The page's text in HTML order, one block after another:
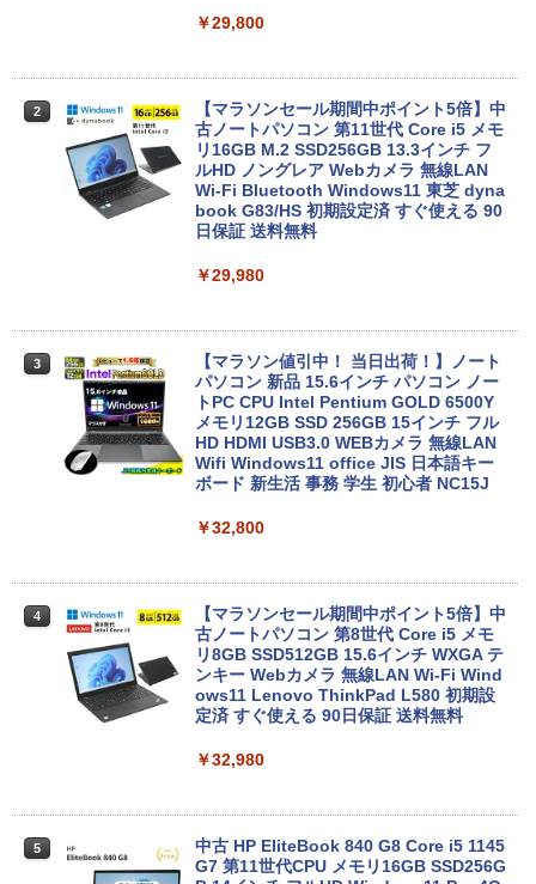
￥29,800
2
【マラソンセール期間中ポイント5倍】中
古ノートパソコン 第11世代 Core i5 メモ
リ16GB M.2 SSD256GB 13.3インチ フ
ルHD ノングレア Webカメラ 無線LAN
Wi-Fi Bluetooth Windows11 東芝 dyna
book G83/HS 初期設定済 すぐ使える 90
日保証 送料無料
￥29,980
3
【マラソン値引中！ 当日出荷！】ノート
パソコン 新品 15.6インチ パソコン ノー
トPC CPU Intel Pentium GOLD 6500Y
メモリ12GB SSD 256GB 15インチ フル
HD HDMI USB3.0 WEBカメラ 無線LAN
Wifi Windows11 office JIS 日本語キー
ボード 新生活 事務 学生 初心者 NC15J
￥32,800
4
【マラソンセール期間中ポイント5倍】中
古ノートパソコン 第8世代 Core i5 メモ
リ8GB SSD512GB 15.6インチ WXGA テ
ンキー Webカメラ 無線LAN Wi-Fi Wind
ows11 Lenovo ThinkPad L580 初期設
定済 すぐ使える 90日保証 送料無料
￥32,980
5
中古 HP EliteBook 840 G8 Core i5 1145
G7 第11世代CPU メモリ16GB SSD256G